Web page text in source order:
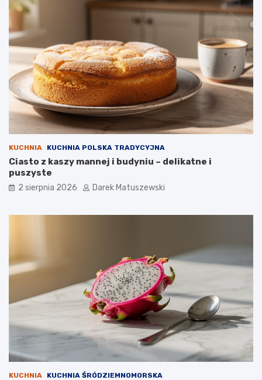
KUCHNIA KUCHNIA POLSKA TRADYCYJNA
Ciasto z kaszy mannej i budyniu – delikatne i
puszyste
2 sierpnia 2026 Darek Matuszewski
KUCHNIA KUCHNIA ŚRÓDZIEMNOMORSKA